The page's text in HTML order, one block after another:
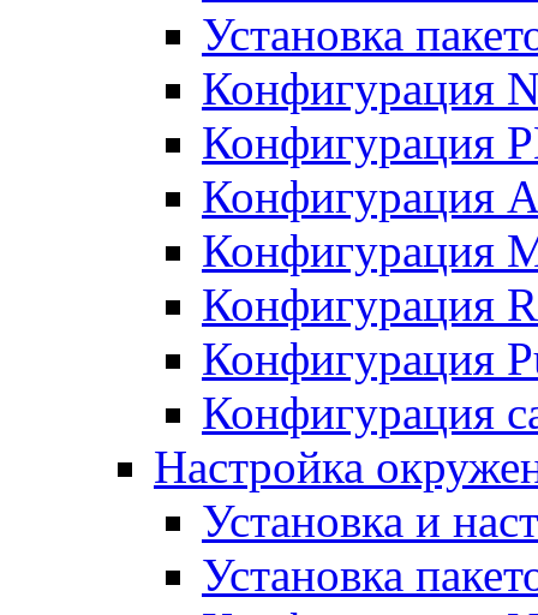
Установка
Конфигурация
Конфигурация
Конфигурация
Конфигурация
Конфигурация
Конфигурация
Конфигурация
Настройка
Установка и
Установка